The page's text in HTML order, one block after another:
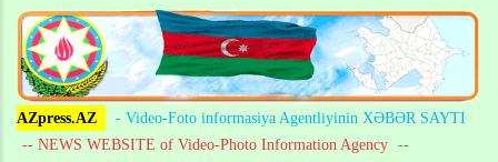
AZpress.AZ
- Video-Foto informasiya Agentliyinin XƏBƏR SAYTI
-- NEWS WEBSITE of Video-Photo Information Agency --